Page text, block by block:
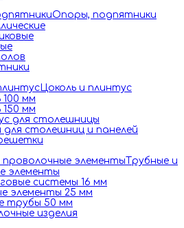
Опоры, подпятники
Цоколь и плинтус
100 мм
150 мм
для столешницы
для столешниц и панелей
Трубные и
элементы
системы 16 мм
элементы 25 мм
трубы 50 мм
изделия